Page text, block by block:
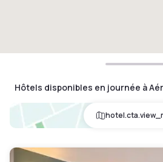
Hôtels disponibles en journée à